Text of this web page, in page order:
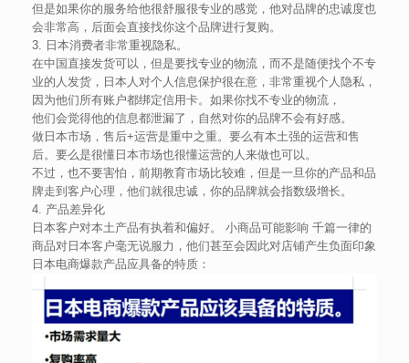
但是如果你的服务给他很舒服很专业的感觉，他对品牌的忠诚度也
会非常高，后面会直接找你这个品牌进行复购。
3. 日本消费者非常重视隐私。
在中国直接发货可以，但是要找专业的物流，而不是随便找个不专
业的人发货，日本人对个人信息保护很在意，非常重视个人隐私，
因为他们所有账户都绑定信用卡。如果你找不专业的物流，
他们会觉得他的信息都泄漏了，自然对你的品牌不会有好感。
做日本市场，售后+运营是重中之重。要么有本土强的运营和售
后。要么是很懂日本市场也很懂运营的人来做也可以。
不过，也不要害怕，前期教育市场比较难，但是一旦你的产品和品
牌走到客户心理，他们就很忠诚，你的品牌就会指数级增长。
4. 产品差异化
日本客户对本土产品有执着和偏好。 小商品可能影响 千篇一律的
商品对日本客户毫无说服力，他们甚至会因此对店铺产生负面印象
日本电商爆款产品应具备的特质：